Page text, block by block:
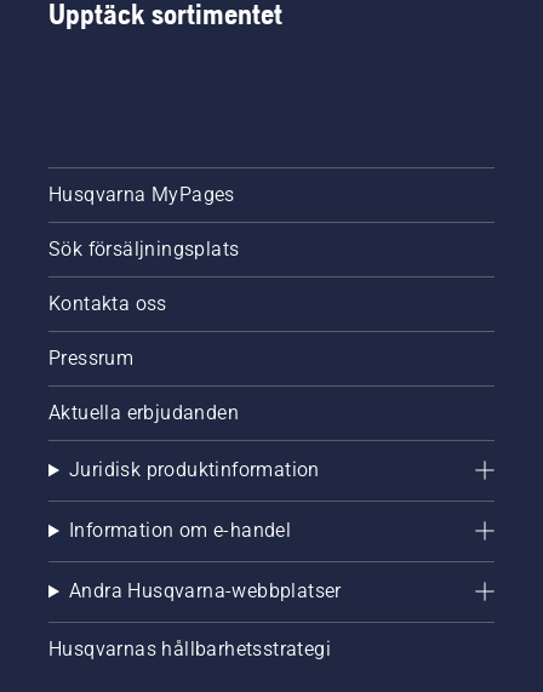
Upptäck sortimentet
Husqvarna MyPages
Sök försäljningsplats
Kontakta oss
Pressrum
Aktuella erbjudanden
Juridisk produktinformation
Information om e-handel
Andra Husqvarna-webbplatser
Husqvarnas hållbarhetsstrategi